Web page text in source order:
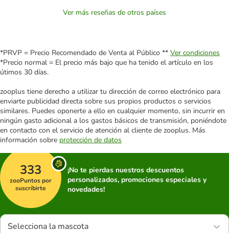
Ver más reseñas de otros países
*PRVP = Precio Recomendado de Venta al Público ** Ver condiciones
*Precio normal = El precio más bajo que ha tenido el artículo en los
útimos 30 días.
zooplus tiene derecho a utilizar tu dirección de correo electrónico para
enviarte publicidad directa sobre sus propios productos o servicios
similares. Puedes oponerte a ello en cualquier momento, sin incurrir en
ningún gasto adicional a los gastos básicos de transmisión, poniéndote
en contacto con el servicio de atención al cliente de zooplus. Más
información sobre protección de datos
333
zooPuntos por
suscribirte
¡No te pierdas nuestros descuentos
personalizados, promociones especiales y
novedades!
Selecciona la mascota